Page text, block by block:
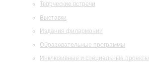
Творческие встречи
Выставки
Издания филармонии
Образовательные программы
Инклюзивные и специальные проекты